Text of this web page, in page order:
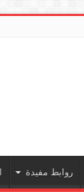
روابط مفيدة